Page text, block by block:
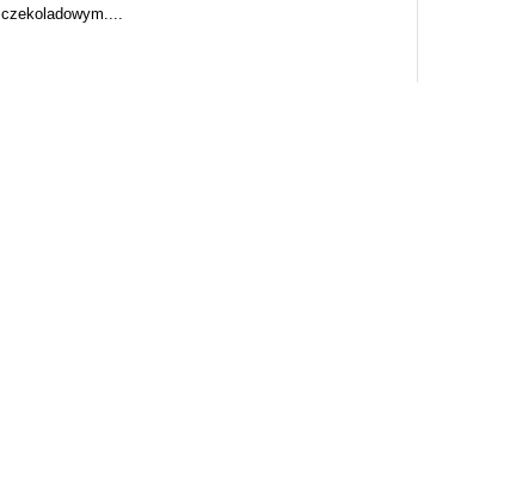
czekoladowym....